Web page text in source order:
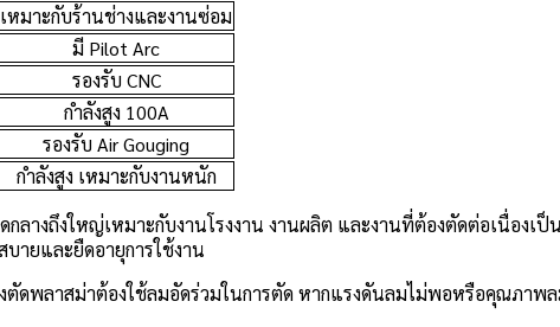
เหมาะกับร้านช่างและงานซ่อม
มี Pilot Arc
รองรับ CNC
กำลังสูง 100A
รองรับ Air Gouging
กำลังสูง เหมาะกับงานหนัก
างถึงใหญ่เหมาะกับงานโรงงาน งานผลิต และงานที่ต้องตัดต่อเนื่องเ
บายและยืดอายุการใช้งาน
ตัดพลาสม่าต้องใช้ลมอัดร่วมในการตัด หากแรงดันลมไม่พอหรือคุณภา